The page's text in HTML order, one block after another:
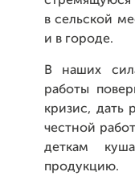
в сельской
и в городе.
В наших
работы
кризис, дать
честной
деткам
продукцию.